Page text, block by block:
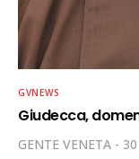
GVNEWS
Giudecca,
GENTE VENETA